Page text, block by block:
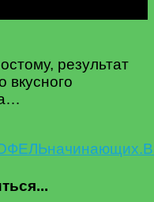
результат
вкусного